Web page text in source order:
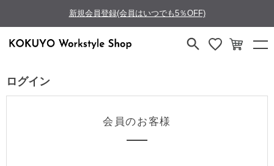
新規会員登録(会員はいつでも5％OFF)
ログイン
会員のお客様